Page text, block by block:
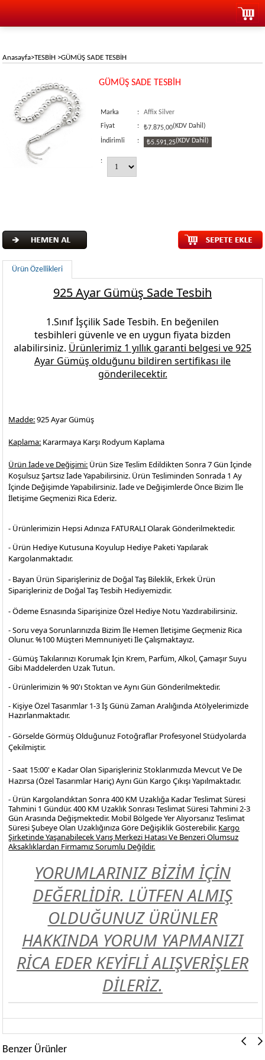
Anasayfa>TESBİH >GÜMÜŞ SADE TESBİH
GÜMÜŞ SADE TESBİH
Marka :
Affix Silver
Fiyat
: ₺7.875,00(KDV Dahil)
İndirimli : ₺5.591,25(KDV Dahil)
:
Ürün Özellikleri
925 Ayar Gümüş Sade Tesbih
1.Sınıf İşçilikSade Tesbih. En beğenilen
tesbihleri güvenle ve en uygun fiyata bizden
alabilirsiniz. Ürünlerimiz 1 yıllık garanti belgesi ve925
Ayar Gümüş olduğunu bildiren sertifikası ile
gönderilecektir.
Madde:925 Ayar Gümüş
Kaplama: Kararmaya Karşı Rodyum Kaplama
Ürün İade ve Değişimi: Ürün Size Teslim Edildikten Sonra 7 Gün İçinde
Koşulsuz Şartsız İade Yapabilirsiniz. Ürün Tesliminden Sonrada 1 Ay
İçinde Değişimde Yapabilirsiniz. İade ve Değişimlerde Önce Bizim İle
İletişime Geçmenizi Rica Ederiz.
- Ürünlerimizin Hepsi Adınıza FATURALI Olarak Gönderilmektedir.
- Ürün Hediye Kutusuna Koyulup Hediye Paketi Yapılarak
Kargolanmaktadır.
- Bayan Ürün Siparişleriniz de Doğal Taş Bileklik, Erkek Ürün
Siparişleriniz de Doğal Taş Tesbih Hediyemizdir.
- Ödeme Esnasında Siparişinize Özel Hediye Notu Yazdırabilirsiniz.
- Soru veya Sorunlarınızda Bizim İle Hemen İletişime Geçmeniz Rica
Olunur. %100 Müşteri Memnuniyeti İle Çalışmaktayız.
- Gümüş Takılarınızı Korumak İçin Krem, Parfüm, Alkol, Çamaşır Suyu
Gibi Maddelerden Uzak Tutun.
- Ürünlerimizin % 90'ı Stoktan ve Aynı Gün Gönderilmektedir.
- Kişiye Özel Tasarımlar 1-3 İş Günü Zaman Aralığında Atölyelerimizde
Hazırlanmaktadır.
- Görselde Görmüş Olduğunuz Fotoğraflar ProfesyonelStüdyolarda
Çekilmiştir.
- Saat 15:00' e Kadar Olan Siparişleriniz Stoklarımızda Mevcut Ve De
Hazırsa (Özel Tasarımlar Hariç) Aynı Gün Kargo Çıkışı Yapılmaktadır.
- Ürün Kargolandıktan Sonra 400 KM Uzaklığa Kadar Teslimat Süresi
Tahmini 1 Gündür. 400 KM Uzaklık Sonrası Teslimat Süresi Tahmini 2-3
Gün Arasında Değişmektedir. Mobil Bölgede Yer Alıyorsanız Teslimat
Süresi Şubeye Olan Uzaklığınıza Göre Değişiklik Gösterebilir. Kargo
Şirketinde Yaşanabilecek Varış Merkezi Hatası Ve Benzeri Olumsuz
Aksaklıklardan Firmamız Sorumlu Değildir.
YORUMLARINIZ BİZİM İÇİN
DEĞERLİDİR. LÜTFEN ALMIŞ
OLDUĞUNUZ ÜRÜNLER
HAKKINDA YORUM YAPMANIZI
RİCA EDER KEYİFLİ ALIŞVERİŞLER
DİLERİZ.
Benzer Ürünler